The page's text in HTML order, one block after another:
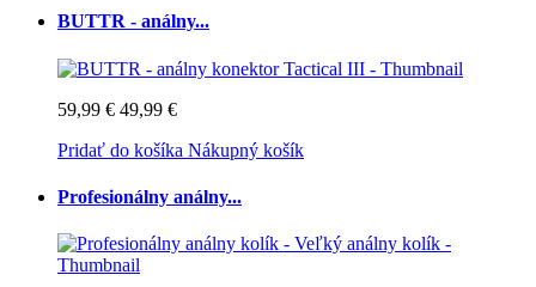
BUTTR - análny...
59,99 € 49,99 €
Pridať do košíka Nákupný košík
Profesionálny análny...